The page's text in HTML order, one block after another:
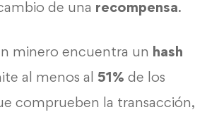
de una recompensa.
minero encuentra un hash
al menos al 51% de los
comprueben la transacción,